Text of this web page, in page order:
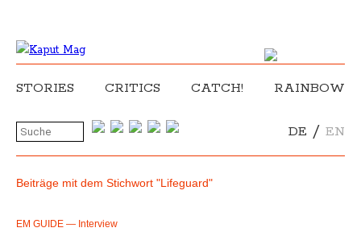
STORIES CRITICS CATCH! RAINBOW
DE / EN
Beiträge mit dem Stichwort "Lifeguard"
EM GUIDE — Interview